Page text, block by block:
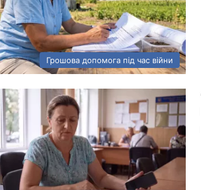
Грошова допомога під час війни